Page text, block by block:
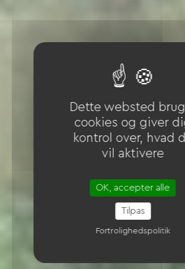
Dette websted
cookies og giver
kontrol over, hvad
vil aktivere
OK, accepter alle
Tilpas
Fortrolighedspolitik